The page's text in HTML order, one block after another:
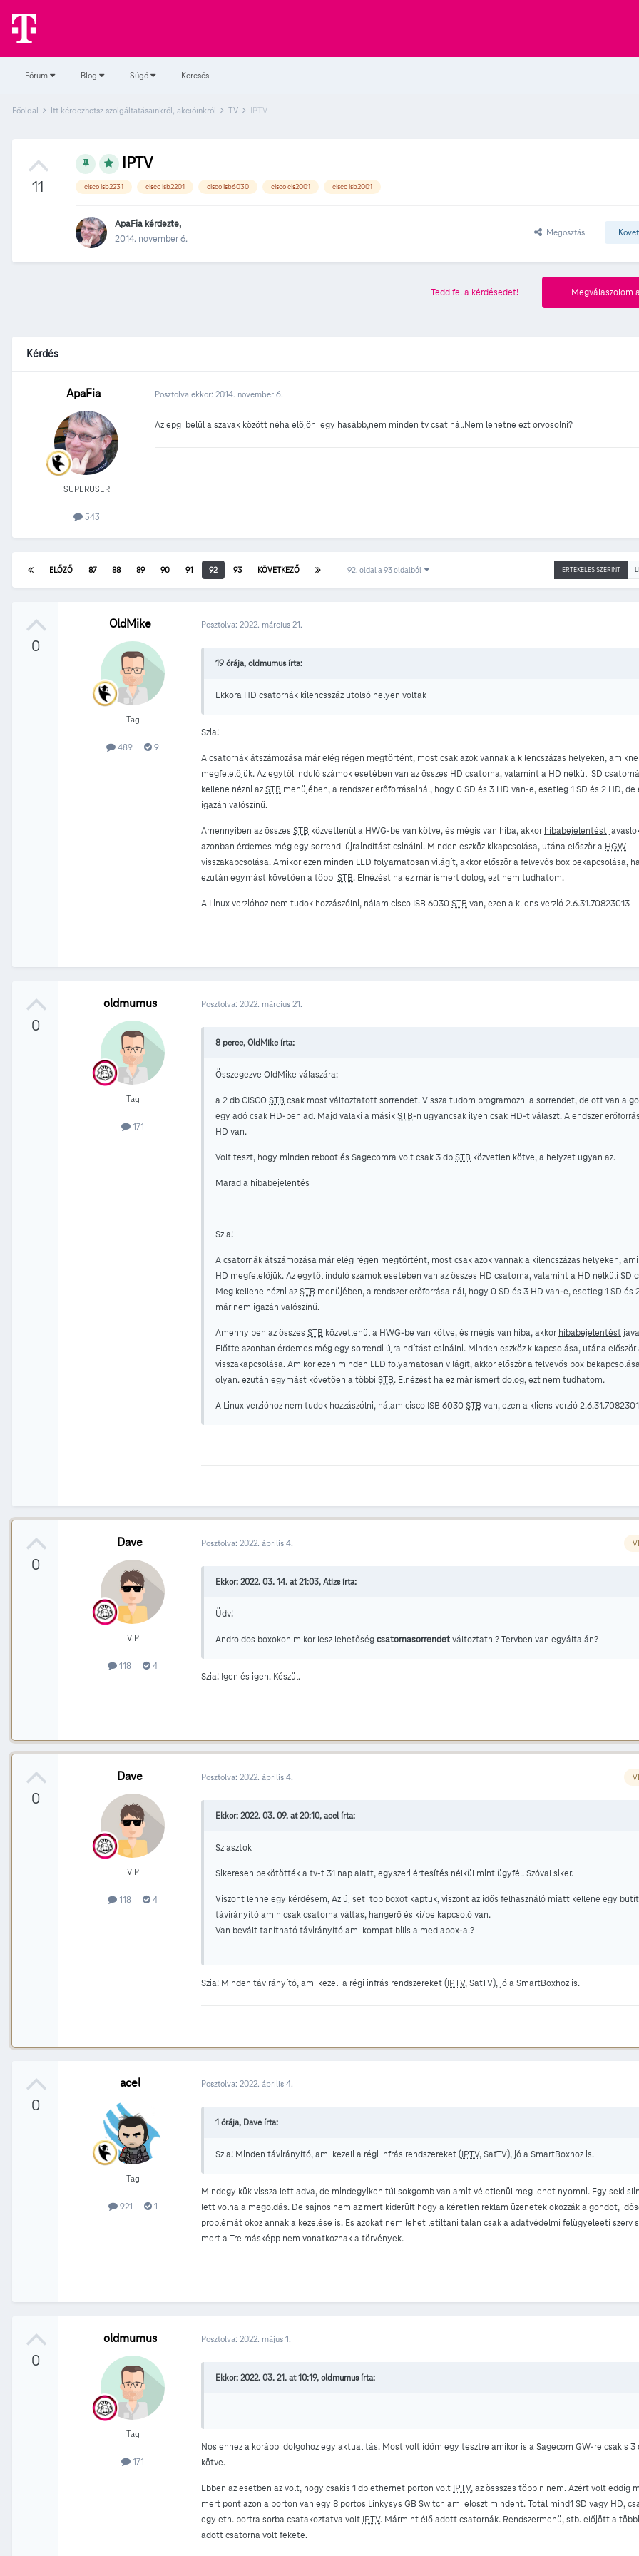
Fórum Blog Súgó Keresés
Főoldal Itt kérdezhetsz szolgáltatásainkról, akcióinkról TV IPTV
11
IPTV
cisco isb2231 cisco isb2201 cisco isb6030 cisco cis2001 cisco isb2001
ApaFia kérdezte,
2014. november 6.
Megosztás
Megválaszolom
Tedd fel a kérdésedet!
Kérdés
ApaFia
SUPERUSER
543
Posztolva ekkor: 2014. november 6.
Az epg belűl a szavak között néha előjön egy hasább,nem minden tv csatinál.Nem lehetne ezt orvosolni?
ÉRTÉKELÉS SZERINT
ELŐZŐ 87 88 89 90 91 92 93 KÖVETKEZŐ 92. oldal a 93 oldalból
0
OldMike
Tag
489 9
Posztolva: 2022. március 21.
19 órája, oldmumus írta:
Ekkora HD csatornák kilencsszáz utolsó helyen voltak
Szia!
A csatornák átszámozása már elég régen megtörtént, most csak azok vannak a kilencszázas helyeken,
megfelelőjük. Az egytől induló számok esetében van az összes HD csatorna, valamint a HD nélküli SD
kellene nézni azSTB menüjében, a rendszer erőforrásainál, hogy 0 SD és 3 HD van-e, esetleg 1 SD és 2 HD, de
igazán valószínű.
Amennyiben az összes STB közvetlenül a HWG-be van kötve, és mégis van hiba, akkorhibabejelentést
azonban érdemes még egy sorrendi újraindítást csinálni. Minden eszköz kikapcsolása, utána először a HGW
visszakapcsolása. Amikor ezen minden LED folyamatosan világít, akkor először a felvevős box bekapcsolása,
ezután egymást követően a többi STB. Elnézést ha ez már ismert dolog, ezt nem tudhatom.
A Linux verzióhoz nem tudok hozzászólni, nálam cisco ISB 6030 STB van, ezen a kliens verzió 2.6.31.70823013
0
oldmumus
Tag
171
Posztolva: 2022. március 21.
8 perce, OldMike írta:
Összegezve OldMike válaszára:
a 2 db CISCOSTB csak most változtatott sorrendet. Vissza tudom programozni a sorrendet, de ott van a
egy adó csak HD-ben ad. Majd valaki a másikSTB-n ugyancsak ilyen csak HD-t választ. A endszer
HD van.
Volt teszt, hogy minden reboot és Sagecomra volt csak 3 dbSTB közvetlen kötve, a helyzet ugyan az.
Marad a hibabejelentés
Szia!
A csatornák átszámozása már elég régen megtörtént, most csak azok vannak a kilencszázas helyeken,
HD megfelelőjük. Az egytől induló számok esetében van az összes HD csatorna, valamint a HD nélküli SD
Meg kellene nézni azSTB menüjében, a rendszer erőforrásainál, hogy 0 SD és 3 HD van-e, esetleg 1 SD és
már nem igazán valószínű.
Amennyiben az összes STB közvetlenül a HWG-be van kötve, és mégis van hiba, akkorhibabejelentést
Előtte azonban érdemes még egy sorrendi újraindítást csinálni. Minden eszköz kikapcsolása, utána először
visszakapcsolása. Amikor ezen minden LED folyamatosan világít, akkor először a felvevős box
olyan. ezután egymást követően a többi STB. Elnézést ha ez már ismert dolog, ezt nem tudhatom.
A Linux verzióhoz nem tudok hozzászólni, nálam cisco ISB 6030 STB van, ezen a kliens verzió
0
Dave
VIP
118 4
Posztolva: 2022. április 4.
Ekkor: 2022. 03. 14. at 21:03, Atizs írta:
Üdv!
Androidos boxokon mikor lesz lehetőségcsatornasorrendetváltoztatni? Tervben van egyáltalán?
Szia! Igen és igen. Készül.
0
Dave
VIP
118 4
Posztolva: 2022. április 4.
Ekkor: 2022. 03. 09. at 20:10, acel írta:
Sziasztok
Sikeresen bekötötték a tv-t 31 nap alatt, egyszeri értesítés nélkül mint ügyfél. Szóval siker.
Viszont lenne egy kérdésem, Az új set top boxot kaptuk, viszont az idős felhasználó miatt kellene egy
távirányító amin csak csatorna váltas, hangerő és ki/be kapcsoló van.
Van bevált tanítható távirányító ami kompatibilis a mediabox-al?
Szia! Minden távirányító, ami kezeli a régi infrás rendszereket (IPTV, SatTV), jó a SmartBoxhoz is.
0
acel
Tag
921 1
Posztolva: 2022. április 4.
1 órája, Dave írta:
Szia! Minden távirányító, ami kezeli a régi infrás rendszereket (IPTV, SatTV), jó a SmartBoxhoz is.
Mindegyikük vissza lett adva, de mindegyiken túl sokgomb van amit véletlenül meg lehet nyomni. Egy seki
lett volna a megoldás. De sajnos nem az mert kiderült hogy a kéretlen reklam üzenetek okozzák a gondot,
problémát okoz annak a kezelése is. Es azokat nem lehet letiltani talan csak a adatvédelmi felügyeleeti szerv
mert a Tre másképp nem vonatkoznak a törvények.
0
oldmumus
Tag
171
Posztolva: 2022. május 1.
Ekkor: 2022. 03. 21. at 10:19, oldmumus írta:
Nos ehhez a korábbi dolgohoz egy aktualitás. Most volt időm egy tesztre amikor is a Sagecom GW-re csakis 3
kötve.
Ebben az esetben az volt, hogy csakis 1 db ethernet porton volt IPTV, az össszes többin nem. Azért volt eddig
mert pont azon a porton van egy 8 portos Linkysys GB Switch ami eloszt mindent. Totál mind1 SD vagy HD,
egy eth. portra sorba csatakoztatva volt IPTV. Mármint élő adott csatornák. Rendszermenü, stb. előjött a
adott csatorna volt fekete.